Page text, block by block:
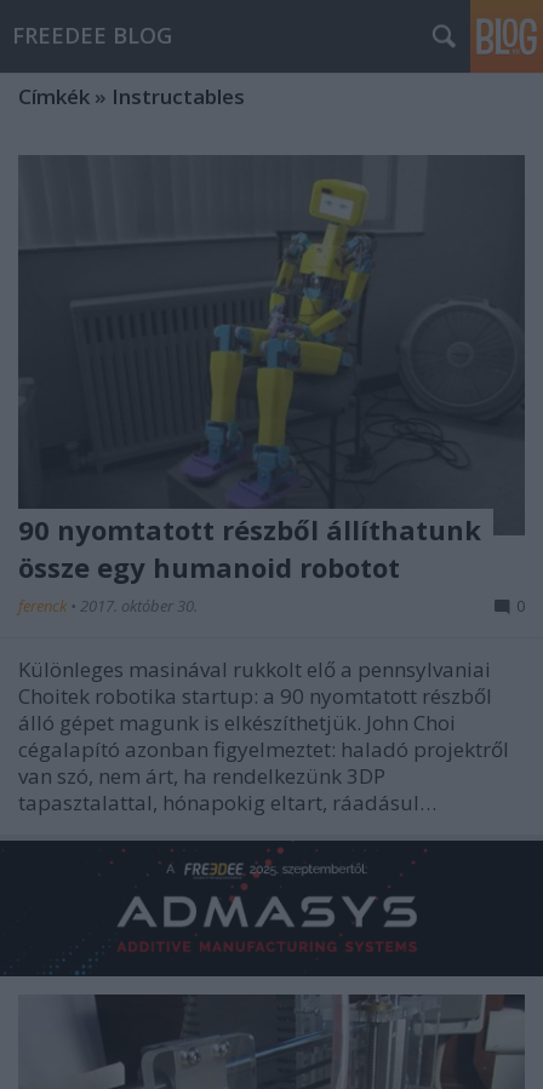
FREEDEE BLOG
Címkék » Instructables
90 nyomtatott részből állíthatunk
össze egy humanoid robotot
ferenck • 2017. október 30. 0
Különleges masinával rukkolt elő a pennsylvaniai
Choitek robotika startup: a 90 nyomtatott részből
álló gépet magunk is elkészíthetjük. John Choi
cégalapító azonban figyelmeztet: haladó projektről
van szó, nem árt, ha rendelkezünk 3DP
tapasztalattal, hónapokig eltart, ráadásul…